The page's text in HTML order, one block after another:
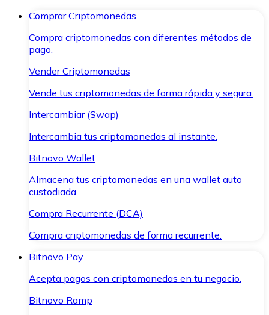
Comprar Criptomonedas
Compra criptomonedas con diferentes métodos de
pago.
Vender Criptomonedas
Vende tus criptomonedas de forma rápida y segura.
Intercambiar (Swap)
Intercambia tus criptomonedas al instante.
Bitnovo Wallet
Almacena tus criptomonedas en una wallet auto
custodiada.
Compra Recurrente (DCA)
Compra criptomonedas de forma recurrente.
Bitnovo Pay
Acepta pagos con criptomonedas en tu negocio.
Bitnovo Ramp